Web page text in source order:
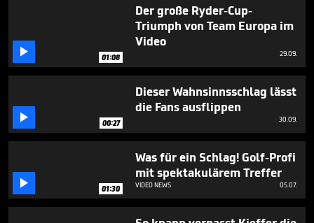
 01:08
Der große Ryder-Cup-
Triumph von Team Europa im
Video
29.09.
 00:27
Dieser Wahnsinnsschlag lässt
die Fans ausflippen
30.09.
 01:30
Was für ein Schlag! Golf-Profi
mit spektakulärem Treffer
VIDEO NEWS 05.07.